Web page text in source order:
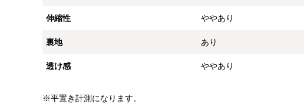
伸縮性 ややあり
裏地 あり
透け感 ややあり
※平置き計測になります。